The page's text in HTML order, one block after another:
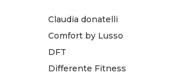
Claudia donatelli
Comfort by Lusso
DFT
Differente Fitness